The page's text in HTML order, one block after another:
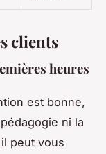
clients
heures
est bonne,
ni la
peut vous